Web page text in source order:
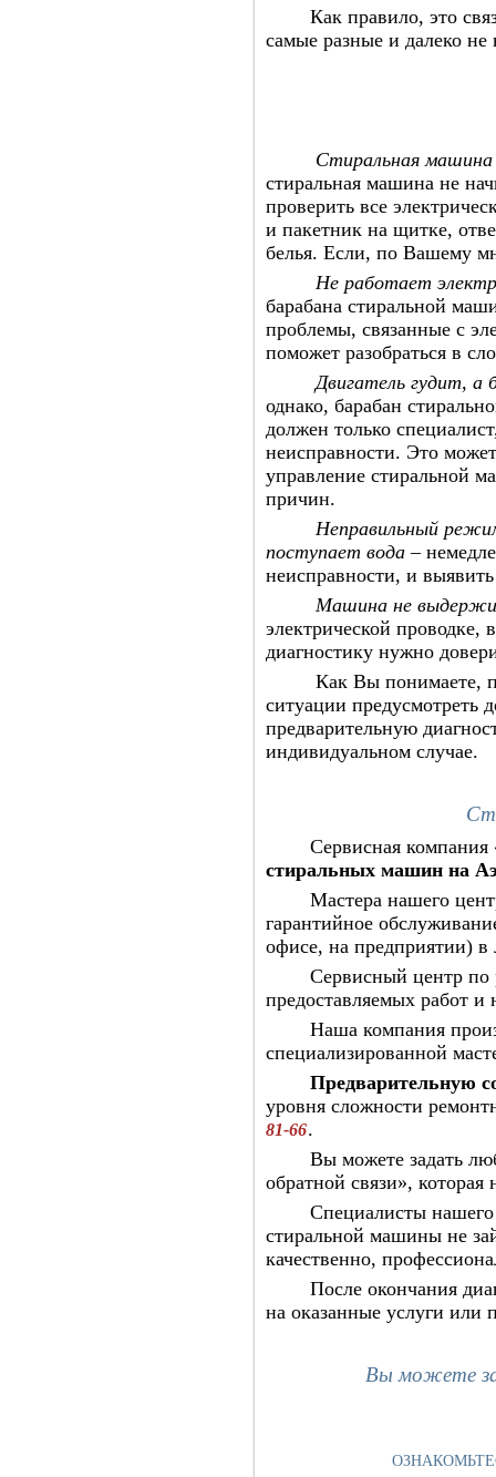
Как правило, это
самые разные и далеко
Стиральная
стиральная машина не
проверить все
и пакетник на щитке,
белья. Если, по Вашему
Не работает
барабана стиральной
проблемы, связанные с
поможет разобраться в
Двигатель гудит, а
однако, барабан
должен только
неисправности. Это
управление стиральной
причин.
Неправильный
поступает вода –
неисправности, и
Машина не
электрической проводке,
диагностику нужно
Как Вы понимаете,
ситуации предусмотреть
предварительную
индивидуальном случае.
Сервисная компания
стиральных машин на
Мастера нашего
гарантийное
офисе, на предприятии) в
Сервисный центр по
предоставляемых работ и
Наша компания
специализированной
Предварительную
уровня сложности
81-66.
Вы можете задать
обратной связи»,
Специалисты нашего
стиральной машины не
качественно,
После окончания
на оказанные услуги или
Вы можете